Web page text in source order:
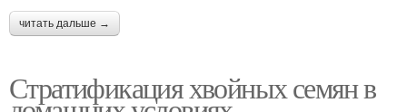
читать дальше →
Стратификация хвойных семян в